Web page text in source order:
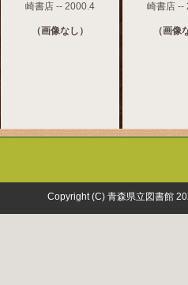
崎書店 -- 2000.4
（画像なし）
崎書店 --
（画像
Copyright (C) 青森県立図書館